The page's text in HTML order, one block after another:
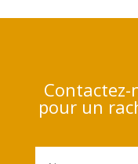
pour un